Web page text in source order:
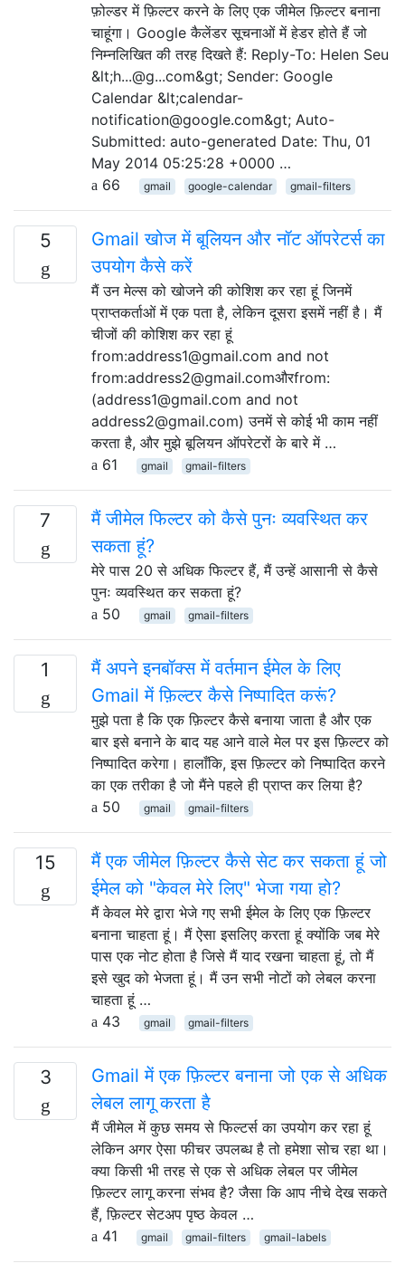
फ़ोल्डर में फ़िल्टर करने के लिए एक जीमेल फ़िल्टर बनाना
चाहूंगा। Google कैलेंडर सूचनाओं में हेडर होते हैं जो
निम्नलिखित की तरह दिखते हैं: Reply-To: Helen Seu
&lt;h...@g...com&gt; Sender: Google
Calendar &lt;calendar-
notification@google.com&gt; Auto-
Submitted: auto-generated Date: Thu, 01
May 2014 05:25:28 +0000 …
66
gmail google-calendar gmail-filters
5
Gmail खोज में बूलियन और नॉट ऑपरेटर्स का
उपयोग कैसे करें
मैं उन मेल्स को खोजने की कोशिश कर रहा हूं जिनमें
प्राप्तकर्ताओं में एक पता है, लेकिन दूसरा इसमें नहीं है। मैं
चीजों की कोशिश कर रहा हूं
from:address1@gmail.com and not
from:address2@gmail.comऔरfrom:
(address1@gmail.com and not
address2@gmail.com) उनमें से कोई भी काम नहीं
करता है, और मुझे बूलियन ऑपरेटरों के बारे में …
61
gmail gmail-filters
7
मैं जीमेल फिल्टर को कैसे पुनः व्यवस्थित कर
सकता हूं?
मेरे पास 20 से अधिक फिल्टर हैं, मैं उन्हें आसानी से कैसे
पुनः व्यवस्थित कर सकता हूं?
50
gmail gmail-filters
1
मैं अपने इनबॉक्स में वर्तमान ईमेल के लिए
Gmail में फ़िल्टर कैसे निष्पादित करूं?
मुझे पता है कि एक फ़िल्टर कैसे बनाया जाता है और एक
बार इसे बनाने के बाद यह आने वाले मेल पर इस फ़िल्टर को
निष्पादित करेगा। हालाँकि, इस फ़िल्टर को निष्पादित करने
का एक तरीका है जो मैंने पहले ही प्राप्त कर लिया है?
50
gmail gmail-filters
15
मैं एक जीमेल फ़िल्टर कैसे सेट कर सकता हूं जो
ईमेल को "केवल मेरे लिए" भेजा गया हो?
मैं केवल मेरे द्वारा भेजे गए सभी ईमेल के लिए एक फ़िल्टर
बनाना चाहता हूं। मैं ऐसा इसलिए करता हूं क्योंकि जब मेरे
पास एक नोट होता है जिसे मैं याद रखना चाहता हूं, तो मैं
इसे खुद को भेजता हूं। मैं उन सभी नोटों को लेबल करना
चाहता हूं …
43
gmail gmail-filters
3
Gmail में एक फ़िल्टर बनाना जो एक से अधिक
लेबल लागू करता है
मैं जीमेल में कुछ समय से फिल्टर्स का उपयोग कर रहा हूं
लेकिन अगर ऐसा फीचर उपलब्ध है तो हमेशा सोच रहा था।
क्या किसी भी तरह से एक से अधिक लेबल पर जीमेल
फ़िल्टर लागू करना संभव है? जैसा कि आप नीचे देख सकते
हैं, फ़िल्टर सेटअप पृष्ठ केवल …
41
gmail gmail-filters gmail-labels